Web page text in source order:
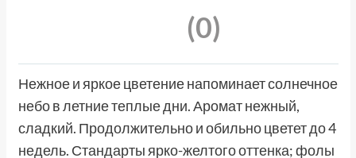
(0)
Нежное и яркое цветение напоминает солнечное
небо в летние теплые дни. Аромат нежный,
сладкий. Продолжительно и обильно цветет до 4
недель. Стандарты ярко-желтого оттенка; фолы